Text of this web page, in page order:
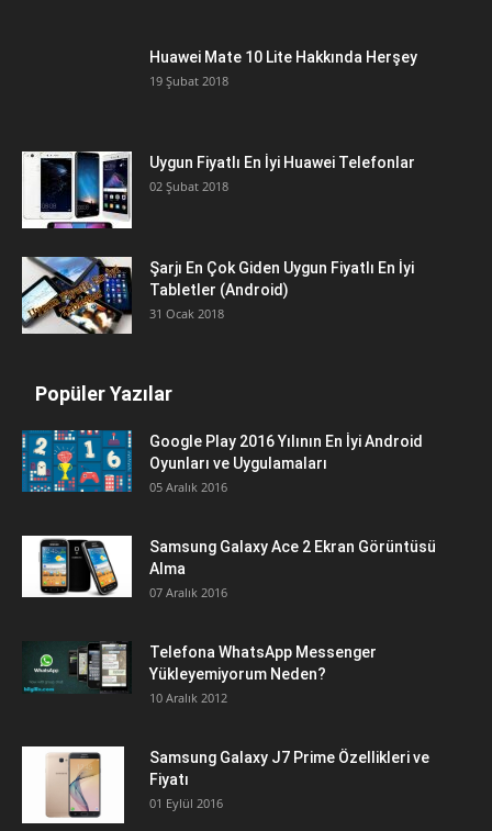
Huawei Mate 10 Lite Hakkında Herşey
19 Şubat 2018
Uygun Fiyatlı En İyi Huawei Telefonlar
02 Şubat 2018
Şarjı En Çok Giden Uygun Fiyatlı En İyi
Tabletler (Android)
31 Ocak 2018
Popüler Yazılar
Google Play 2016 Yılının En İyi Android
Oyunları ve Uygulamaları
05 Aralık 2016
Samsung Galaxy Ace 2 Ekran Görüntüsü
Alma
07 Aralık 2016
Telefona WhatsApp Messenger
Yükleyemiyorum Neden?
10 Aralık 2012
Samsung Galaxy J7 Prime Özellikleri ve
Fiyatı
01 Eylül 2016